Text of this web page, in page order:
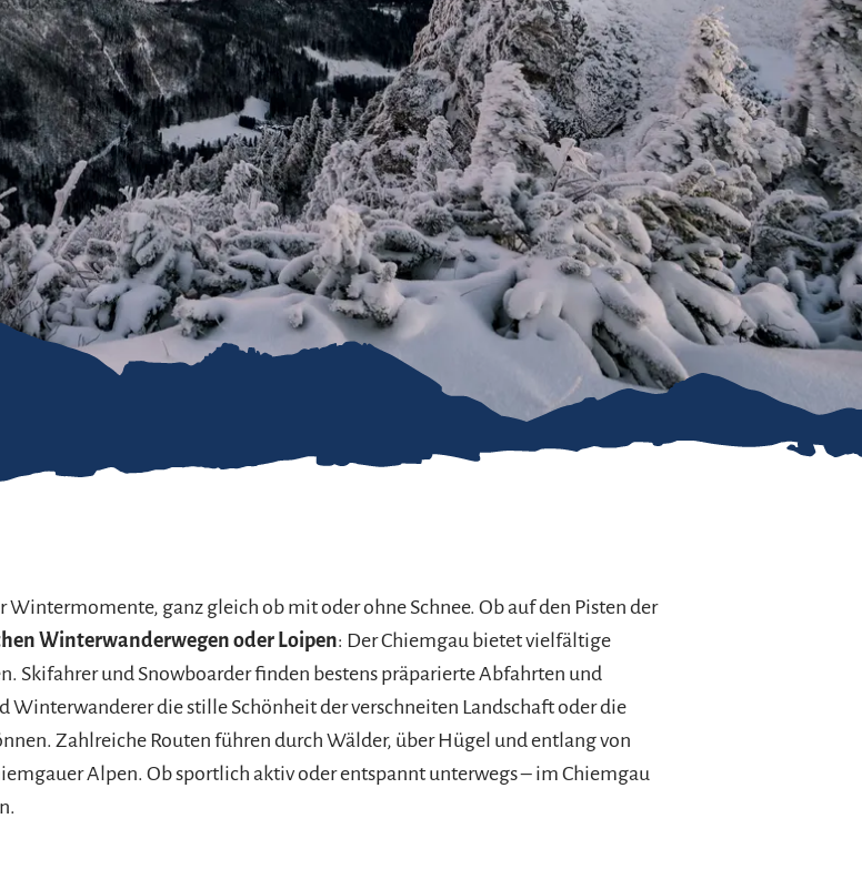
ganz gleich ob mit oder ohne Schnee. Ob auf den Pisten der
Winterwanderwegen oder Loipen: Der Chiemgau bietet vielfältige
Skifahrer und Snowboarder finden bestens präparierte Abfahrten und
die stille Schönheit der verschneiten Landschaft oder die
Zahlreiche Routen führen durch Wälder, über Hügel und entlang von
Alpen. Ob sportlich aktiv oder entspannt unterwegs – im Chiemgau